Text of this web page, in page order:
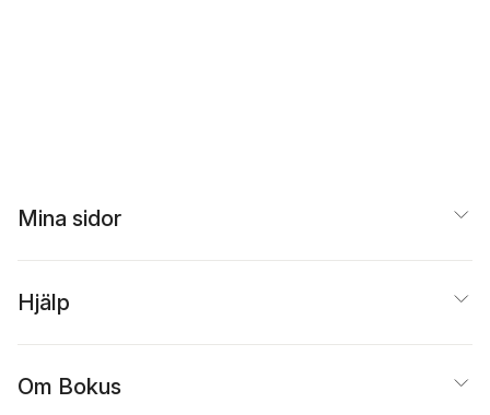
Mina sidor
Hjälp
Om Bokus